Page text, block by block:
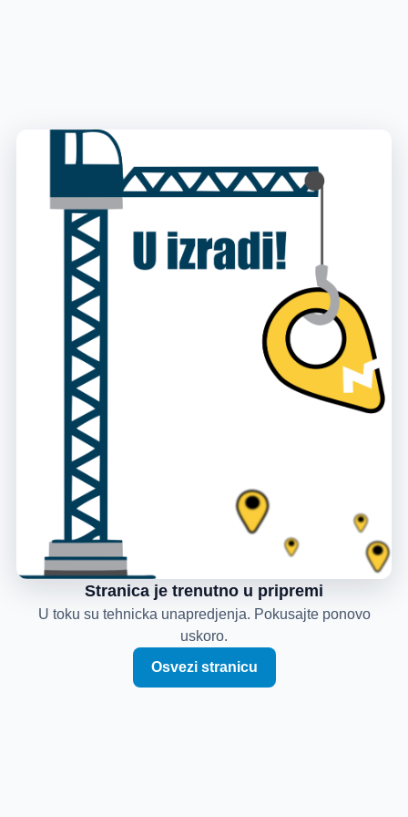
Stranica je trenutno u pripremi
U toku su tehnicka unapredjenja. Pokusajte ponovo
uskoro.
Osvezi stranicu